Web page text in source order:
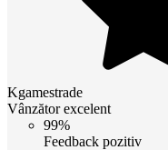
Kgamestrade
Vânzător excelent
99%
Feedback pozitiv